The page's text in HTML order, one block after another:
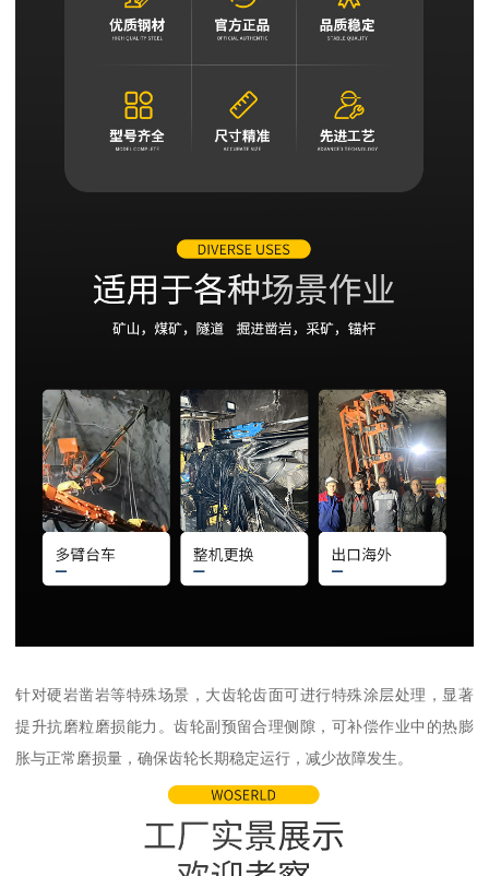
针对硬岩凿岩等特殊场景，大齿轮齿面可进行特殊涂层处理，显著
提升抗磨粒磨损能力。齿轮副预留合理侧隙，可补偿作业中的热膨
胀与正常磨损量，确保齿轮长期稳定运行，减少故障发生。